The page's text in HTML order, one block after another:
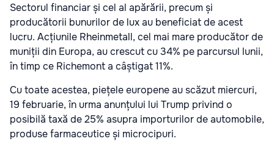
Sectorul financiar și cel al apărării, precum și
producătorii bunurilor de lux au beneficiat de acest
lucru. Acțiunile Rheinmetall, cel mai mare producător de
muniții din Europa, au crescut cu 34% pe parcursul lunii,
în timp ce Richemont a câștigat 11%.
Cu toate acestea, piețele europene au scăzut miercuri,
19 februarie, în urma anunțului lui Trump privind o
posibilă taxă de 25% asupra importurilor de automobile,
produse farmaceutice și microcipuri.